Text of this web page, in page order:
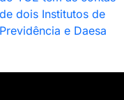
de dois Institutos de
Previdência e Daesa